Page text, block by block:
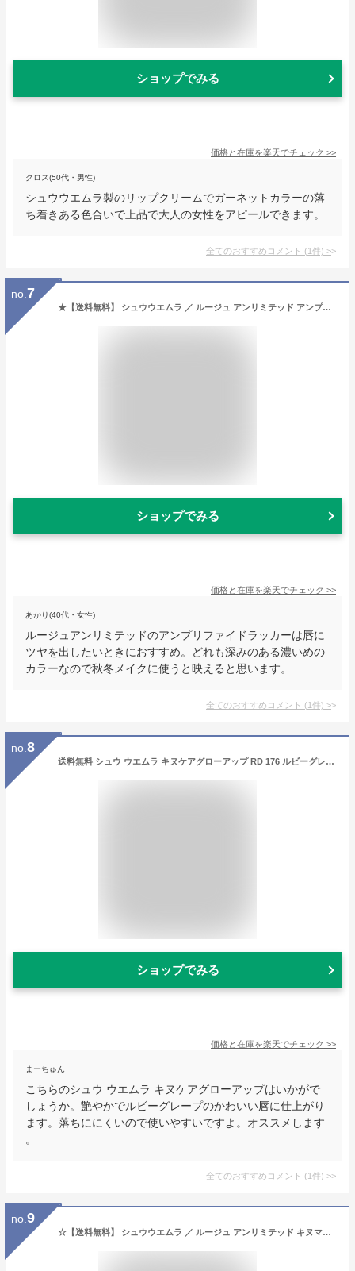
ショップでみる
価格と在庫を楽天でチェック >>
クロス(50代・男性)
シュウウエムラ製のリップクリームでガーネットカラーの落
ち着きある色合いで上品で大人の女性をアピールできます。
全てのおすすめコメント (1件) >
no. 7
★【送料無料】 シュウウエムラ ／ ルージュ アンリミテッド アンプリファイド ラッカー 【 AL BR 784 】 / shuuemura [ 国内正規品 ] リップ カラー
ショップでみる
価格と在庫を楽天でチェック >>
あかり(40代・女性)
ルージュアンリミテッドのアンプリファイドラッカーは唇に
ツヤを出したいときにおすすめ。どれも深みのある濃いめの
カラーなので秋冬メイクに使うと映えると思います。
全てのおすすめコメント (1件) >
no. 8
送料無料 シュウ ウエムラ キヌケアグローアップ RD 176 ルビーグレープ 5.5ml | shu uemura リップグロス
ショップでみる
価格と在庫を楽天でチェック >>
まーちゅん
こちらのシュウ ウエムラ キヌケアグローアップはいかがで
しょうか。艶やかでルビーグレープのかわいい唇に仕上がり
ます。落ちににくいので使いやすいですよ。オススメします
。
全てのおすすめコメント (1件) >
no. 9
☆【送料無料】 シュウウエムラ ／ ルージュ アンリミテッド キヌマット 【 BG 964 】 / shuuemura [ 国内正規品 ] リップ カラー メイク